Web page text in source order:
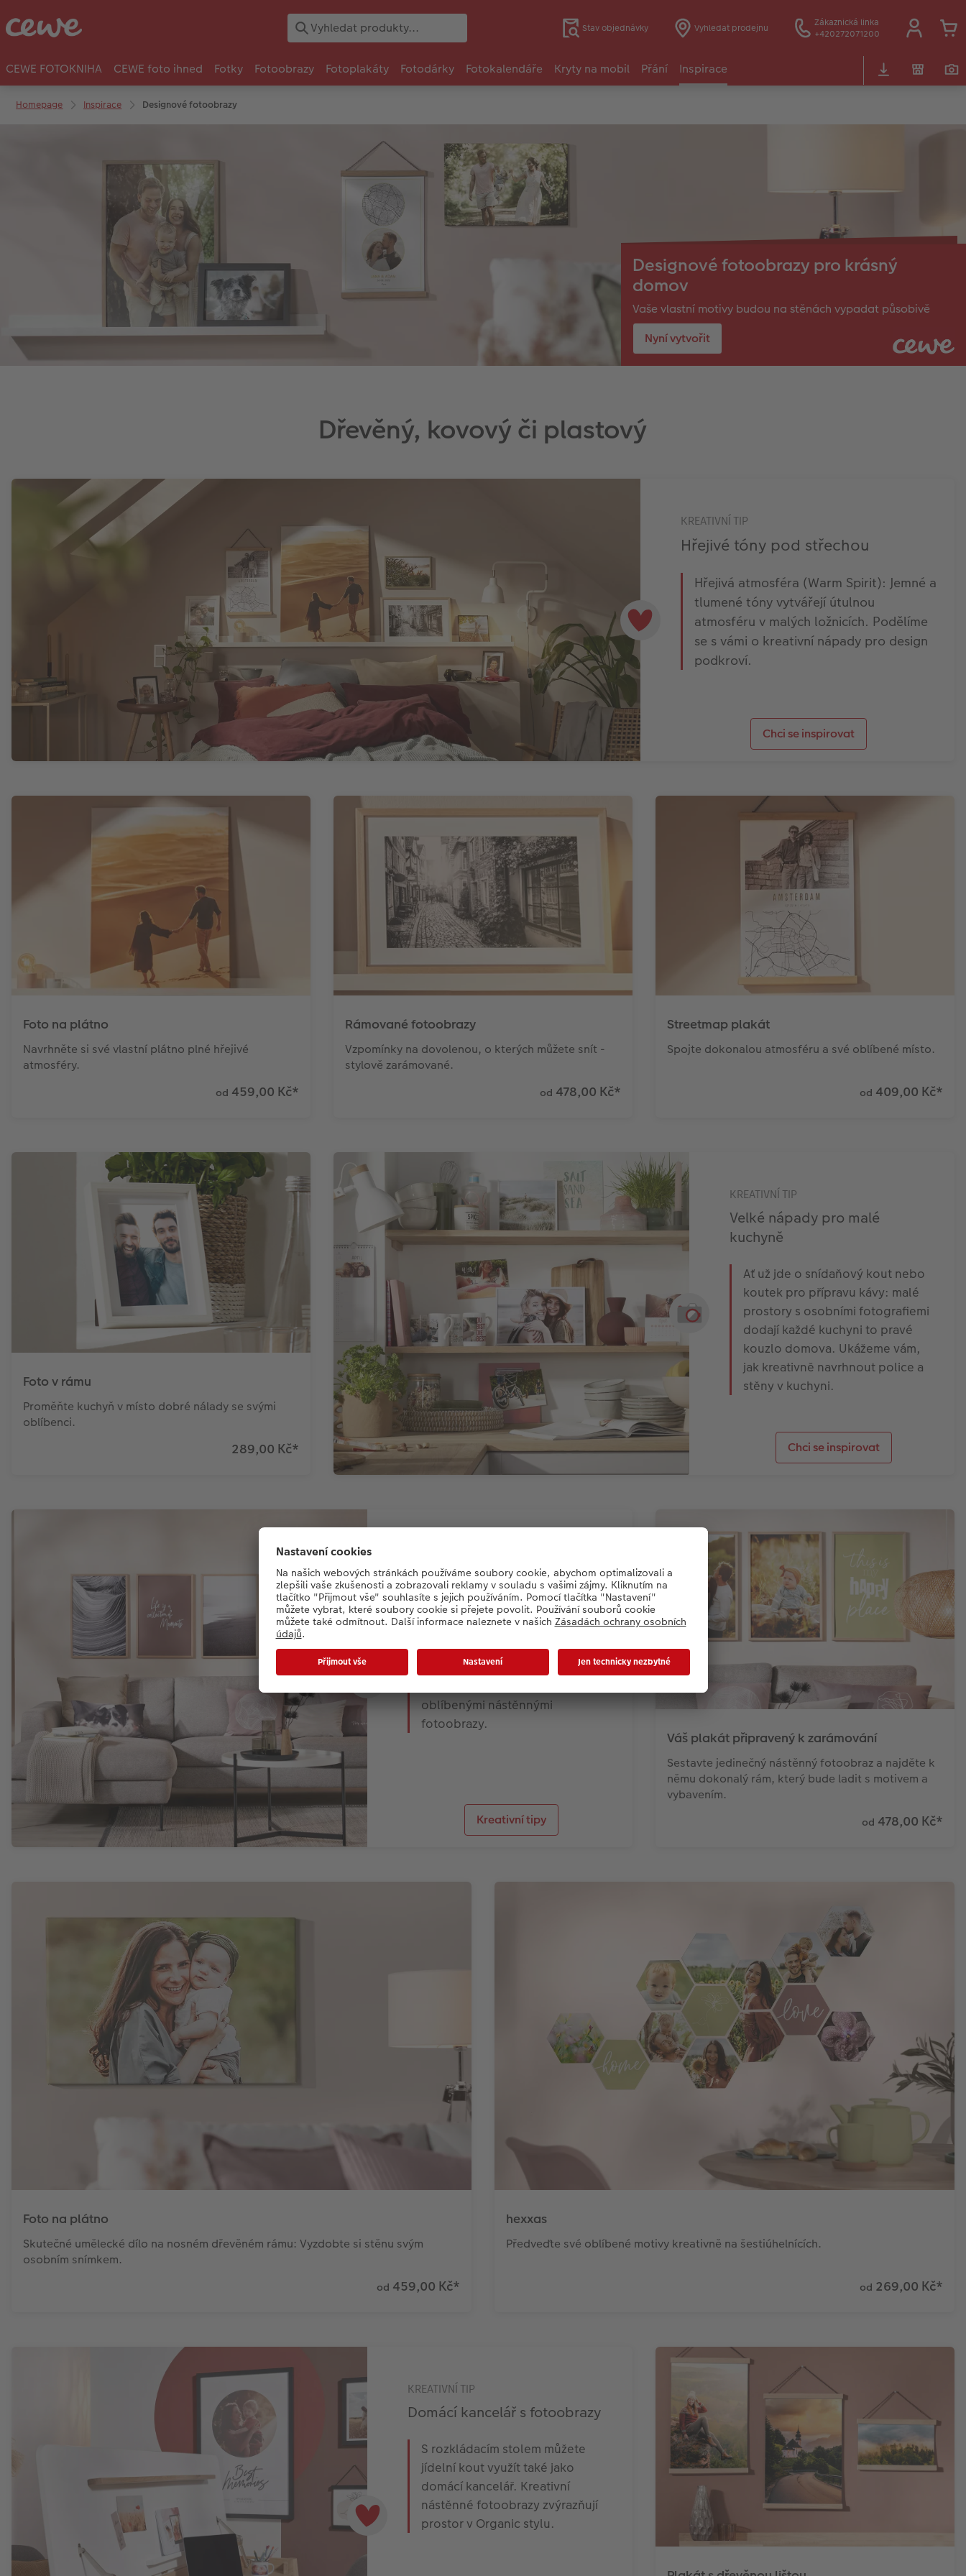
Stav objednávky Vyhledat prodejnu
Zákaznická linka
+420272071200
CEWE FOTOKNIHA CEWE foto ihned Fotky Fotoobrazy Fotoplakáty Fotodárky Fotokalendáře Kryty na mobil Přání Inspirace
Homepage Inspirace Designové fotoobrazy
Designové fotoobrazy pro krásný
domov
Vaše vlastní motivy budou na stěnách vypadat působivě
Nyní vytvořit
Dřevěný, kovový či plastový
KREATIVNÍ TIP
Hřejivé tóny pod střechou
Hřejivá atmosféra (Warm Spirit): Jemné a
tlumené tóny vytvářejí útulnou
atmosféru v malých ložnicích. Podělíme
se s vámi o kreativní nápady pro design
podkroví.
Chci se inspirovat
Foto na plátno
Navrhněte si své vlastní plátno plné hřejivé
atmosféry.
od 459,00 Kč*
Rámované fotoobrazy
Vzpomínky na dovolenou, o kterých můžete snít -
stylově zarámované.
od 478,00 Kč*
Streetmap plakát
Spojte dokonalou atmosféru a své oblíbené místo.
od 409,00 Kč*
Foto v rámu
Proměňte kuchyň v místo dobré nálady se svými
oblíbenci.
289,00 Kč*
KREATIVNÍ TIP
Velké nápady pro malé
kuchyně
Ať už jde o snídaňový kout nebo
koutek pro přípravu kávy: malé
prostory s osobními fotografiemi
dodají každé kuchyni to pravé
kouzlo domova. Ukážeme vám,
jak kreativně navrhnout police a
stěny v kuchyni.
Chci se inspirovat
1 pokoj, 3x jiný vzhled
Ukážeme vám, jak můžete dát
svým stěnám nový design, nový
impuls. Zařiďte si obývací pokoj
ve stylu Japandi, Organic a Happy
oblíbenými nástěnnými
fotoobrazy.
Kreativní tipy
Váš plakát připravený k zarámování
Sestavte jedinečný nástěnný fotoobraz a najděte k
němu dokonalý rám, který bude ladit s motivem a
vybavením.
od 478,00 Kč*
Foto na plátno
Skutečné umělecké dílo na nosném dřevěném rámu: Vyzdobte si stěnu svým
osobním snímkem.
od 459,00 Kč*
hexxas
Předveďte své oblíbené motivy kreativně na šestiúhelnících.
od 269,00 Kč*
KREATIVNÍ TIP
Domácí kancelář s fotoobrazy
S rozkládacím stolem můžete
jídelní kout využít také jako
domácí kancelář. Kreativní
nástěnné fotoobrazy zvýrazňují
prostor v Organic stylu.